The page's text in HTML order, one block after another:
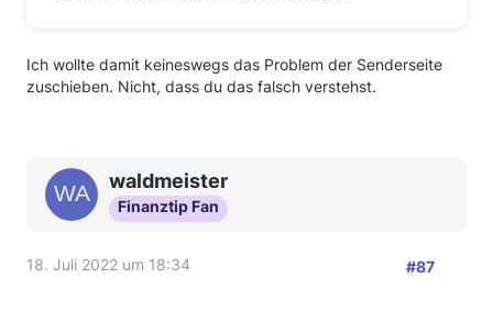
Ich wollte damit keineswegs das Problem der Senderseite
zuschieben. Nicht, dass du das falsch verstehst.
waldmeister
Finanztip Fan
18. Juli 2022 um 18:34 #87